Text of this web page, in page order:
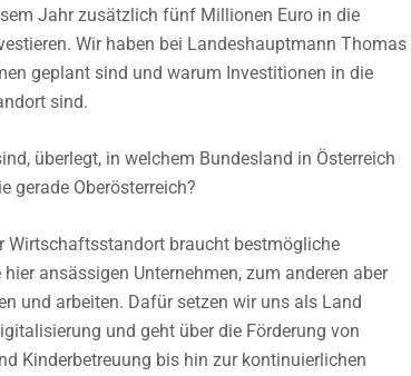
Jahr zusätzlich fünf Millionen Euro in die
Wir haben bei Landeshauptmann Thomas
geplant sind und warum Investitionen in die
sind.
überlegt, in welchem Bundesland in Österreich
gerade Oberösterreich?
Wirtschaftsstandort braucht bestmögliche
ansässigen Unternehmen, zum anderen aber
und arbeiten. Dafür setzen wir uns als Land
und geht über die Förderung von
Kinderbetreuung bis hin zur kontinuierlichen